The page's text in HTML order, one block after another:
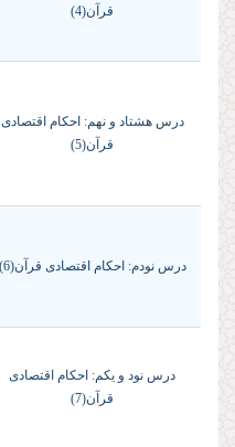
قرآن(4)
درس هشتاد و نهم: احکام اقتصادی
قرآن(5)
درس نودم: احکام اقتصادی قرآن(6)
درس نود و یکم: احکام اقتصادی
قرآن(7)